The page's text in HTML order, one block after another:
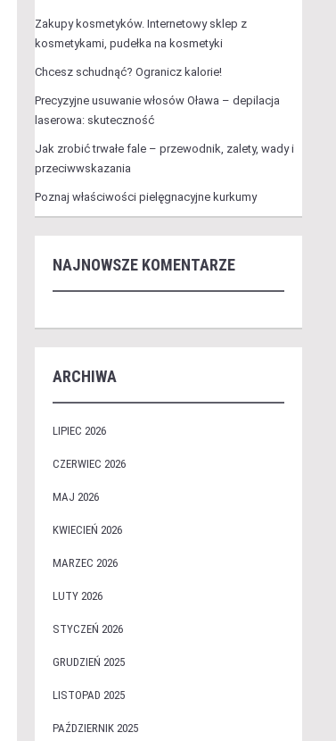
Zakupy kosmetyków. Internetowy sklep z
kosmetykami, pudełka na kosmetyki
Chcesz schudnąć? Ogranicz kalorie!
Precyzyjne usuwanie włosów Oława – depilacja
laserowa: skuteczność
Jak zrobić trwałe fale – przewodnik, zalety, wady i
przeciwwskazania
Poznaj właściwości pielęgnacyjne kurkumy
NAJNOWSZE KOMENTARZE
ARCHIWA
LIPIEC 2026
CZERWIEC 2026
MAJ 2026
KWIECIEŃ 2026
MARZEC 2026
LUTY 2026
STYCZEŃ 2026
GRUDZIEŃ 2025
LISTOPAD 2025
PAŹDZIERNIK 2025